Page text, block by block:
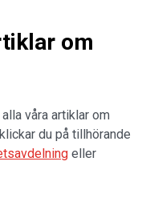
om
våra artiklar om
du på tillhörande
eller